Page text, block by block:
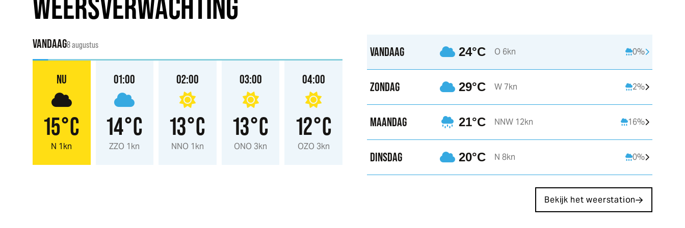
VANDAAG8 augustus
NU
15°C
N 1kn
01:00
14°C
ZZO 1kn
02:00
13°C
NNO 1kn
03:00
13°C
ONO 3kn
04:00
12°C
OZO 3kn
05:00
12°C
06:00
11°C 12°C 17°C
VANDAAG 24°C O 6kn 0%
ZONDAG 29°C W 7kn 2%
MAANDAG 21°C NNW 12kn 16%
DINSDAG 20°C N 8kn 0%
Bekijk het weerstation